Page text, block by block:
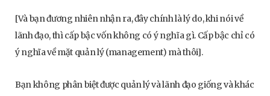
[Và bạn đương nhiên nhận ra, đây chính là lý do, khi nói về
lãnh đạo, thì cấp bậc vốn không có ý nghĩa gì. Cấp bậc chỉ có
ý nghĩa về mặt quản lý (management) mà thôi].
Bạn không phân biệt được quản lý và lãnh đạo giống và khác